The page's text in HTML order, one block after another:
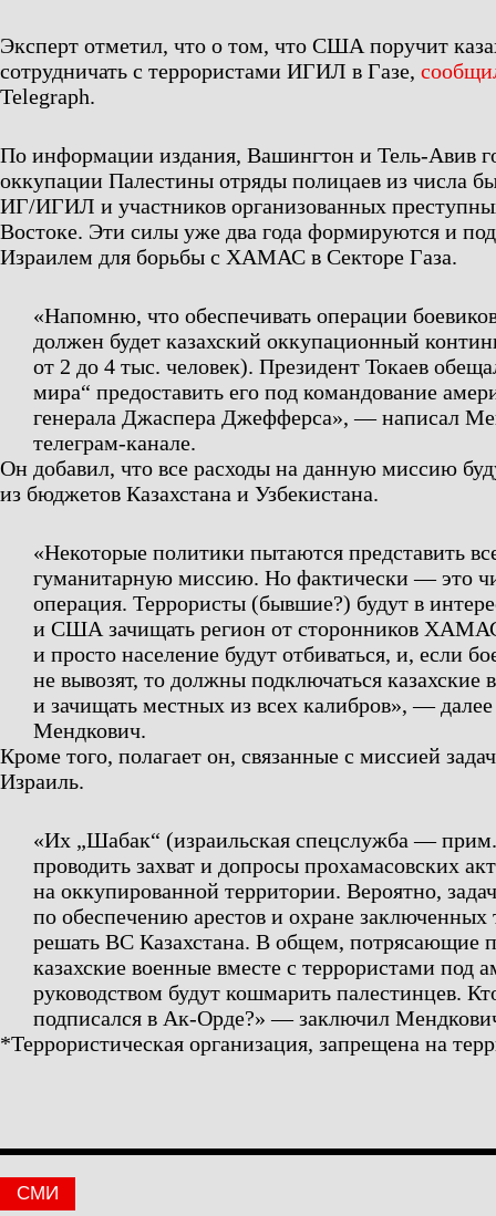
Эксперт отметил, что о том, что США поручит
сотрудничать с террористами ИГИЛ в Газе,
Telegraph.
По информации издания, Вашингтон и Тель-Авив
оккупации Палестины отряды полицаев из числа
ИГ/ИГИЛ и участников организованных
Востоке. Эти силы уже два года формируются и
Израилем для борьбы с ХАМАС в Секторе Газа.
«Напомню, что обеспечивать операции
должен будет казахский оккупационный
от 2 до 4 тыс. человек). Президент Токаев
мира“ предоставить его под командование
генерала Джаспера Джефферса», — написал
телеграм-канале.
Он добавил, что все расходы на данную миссию
из бюджетов Казахстана и Узбекистана.
«Некоторые политики пытаются представить
гуманитарную миссию. Но фактически — это
операция. Террористы (бывшие?) будут в
и США зачищать регион от сторонников
и просто население будут отбиваться, и, если
не вывозят, то должны подключаться казахские
и зачищать местных из всех калибров», —
Мендкович.
Кроме того, полагает он, связанные с миссией
Израиль.
«Их „Шабак“ (израильская спецслужба —
проводить захват и допросы прохамасовских
на оккупированной территории. Вероятно,
по обеспечению арестов и охране заключенных
решать ВС Казахстана. В общем, потрясающие
казахские военные вместе с террористами под
руководством будут кошмарить палестинцев.
подписался в Ак-Орде?» — заключил
*Террористическая организация, запрещена на
СМИ